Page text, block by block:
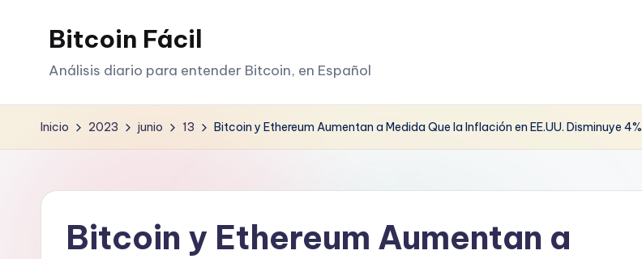
Bitcoin Fácil
Análisis diario para entender Bitcoin, en Español
Inicio 2023 junio 13 Bitcoin y Ethereum Aumentan a Medida Que la Inflación en EE.UU. Disminuye 4%
Bitcoin y Ethereum Aumentan a